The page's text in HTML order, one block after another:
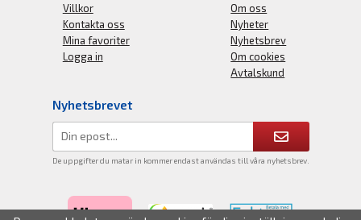
Villkor
Kontakta oss
Mina favoriter
Logga in
Om oss
Nyheter
Nyhetsbrev
Om cookies
Avtalskund
Nyhetsbrevet
De uppgifter du matar in kommer endast användas till våra nyhetsbrev.